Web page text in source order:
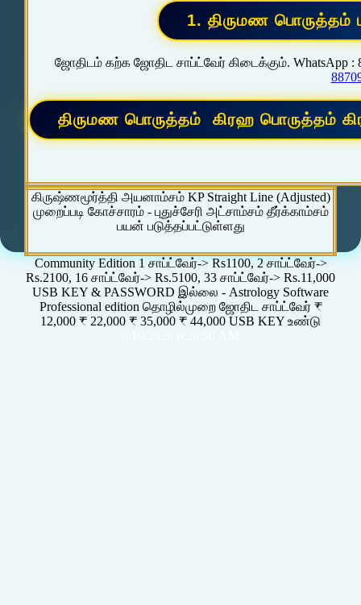
ஜோதிடம் கற்க ஜோதிட சாப்ட்வேர் கிடைக்கும். WhatsApp :
கிருஷ்ணமூர்த்தி அயனாம்சம் KP Straight Line (Adjusted)
முறைப்படி கோச்சாரம் - புதுச்சேரி அட்சாம்சம் தீர்க்காம்சம்
பயன் படுத்தப்பட்டுள்ளது
Community Edition 1 சாப்ட்வேர்-> Rs1100, 2 சாப்ட்வேர்->
Rs.2100, 16 சாப்ட்வேர்-> Rs.5100, 33 சாப்ட்வேர்-> Rs.11,000
USB KEY & PASSWORD இல்லை - Astrology Software
Professional edition தொழில்முறை ஜோதிட சாப்ட்வேர் ₹
12,000 ₹ 22,000 ₹ 35,000 ₹ 44,000 USB KEY உண்டு